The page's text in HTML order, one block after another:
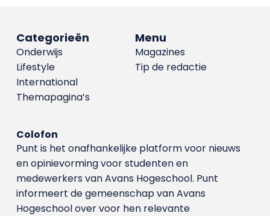
Menu
Magazines
Tip de redactie
Categorieën
Onderwijs
Lifestyle
International
Themapagina’s
Colofon
Punt is het onafhankelijke platform voor nieuws
en opinievorming voor studenten en
medewerkers van Avans Hoge­school. Punt
informeert de gemeenschap van Avans
Hogeschool over voor hen relevante